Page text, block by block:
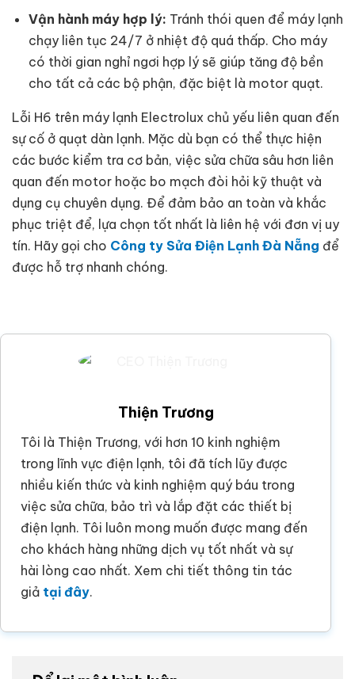
Vận hành máy hợp lý: Tránh thói quen để máy lạnh
chạy liên tục 24/7 ở nhiệt độ quá thấp. Cho máy
có thời gian nghỉ ngơi hợp lý sẽ giúp tăng độ bền
cho tất cả các bộ phận, đặc biệt là motor quạt.
Lỗi H6 trên máy lạnh Electrolux chủ yếu liên quan đến
sự cố ở quạt dàn lạnh. Mặc dù bạn có thể thực hiện
các bước kiểm tra cơ bản, việc sửa chữa sâu hơn liên
quan đến motor hoặc bo mạch đòi hỏi kỹ thuật và
dụng cụ chuyên dụng. Để đảm bảo an toàn và khắc
phục triệt để, lựa chọn tốt nhất là liên hệ với đơn vị uy
tín. Hãy gọi cho Công ty Sửa Điện Lạnh Đà Nẵng để
được hỗ trợ nhanh chóng.
Thiện Trương
Tôi là Thiện Trương, với hơn 10 kinh nghiệm
trong lĩnh vực điện lạnh, tôi đã tích lũy được
nhiều kiến thức và kinh nghiệm quý báu trong
việc sửa chữa, bảo trì và lắp đặt các thiết bị
điện lạnh. Tôi luôn mong muốn được mang đến
cho khách hàng những dịch vụ tốt nhất và sự
hài lòng cao nhất. Xem chi tiết thông tin tác
giả tại đây.